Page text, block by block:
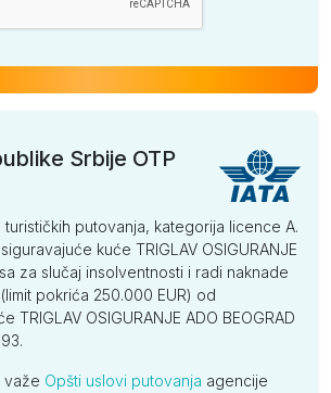
Srbije OTP
putovanja, kategorija licence A.
kuće TRIGLAV OSIGURANJE
za slučaj insolventnosti i radi naknade
pokrića 250.000 EUR) od
TRIGLAV OSIGURANJE ADO BEOGRAD
važe Opšti uslovi putovanja agencije